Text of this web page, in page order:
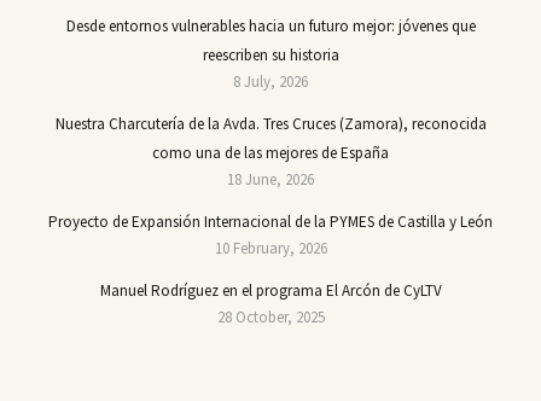
Desde entornos vulnerables hacia un futuro mejor: jóvenes que
reescriben su historia
8 July, 2026
Nuestra Charcutería de la Avda. Tres Cruces (Zamora), reconocida
como una de las mejores de España
18 June, 2026
Proyecto de Expansión Internacional de la PYMES de Castilla y León
10 February, 2026
Manuel Rodríguez en el programa El Arcón de CyLTV
28 October, 2025